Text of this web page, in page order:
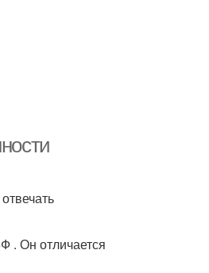
. Он отличается